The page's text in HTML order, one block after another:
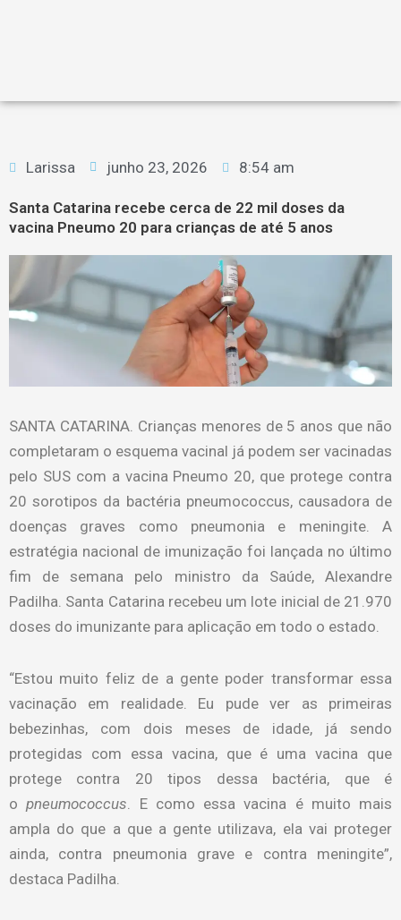
Larissa junho 23, 2026 8:54 am
Santa Catarina recebe cerca de 22 mil doses da
vacina Pneumo 20 para crianças de até 5 anos
SANTA CATARINA. Crianças menores de 5 anos que não
completaram o esquema vacinal já podem ser vacinadas
pelo SUS com a vacina Pneumo 20, que protege contra
20 sorotipos da bactéria pneumococcus, causadora de
doenças graves como pneumonia e meningite. A
estratégia nacional de imunização foi lançada no último
fim de semana pelo ministro da Saúde, Alexandre
Padilha. Santa Catarina recebeu um lote inicial de 21.970
doses do imunizante para aplicação em todo o estado.
“Estou muito feliz de a gente poder transformar essa
vacinação em realidade. Eu pude ver as primeiras
bebezinhas, com dois meses de idade, já sendo
protegidas com essa vacina, que é uma vacina que
protege contra 20 tipos dessa bactéria, que é
opneumococcus . E como essa vacina é muito mais
ampla do que a que a gente utilizava, ela vai proteger
ainda, contra pneumonia grave e contra meningite”,
destaca Padilha.